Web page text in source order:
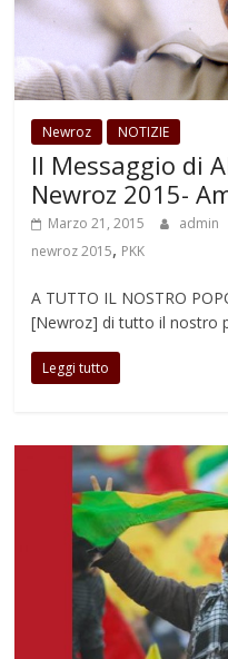
Newroz NOTIZIE
Il Messaggio di
Newroz 2015-
Marzo 21, 2015 admin
newroz 2015, PKK
A TUTTO IL NOSTRO
[Newroz] di tutto il nostro
Leggi tutto